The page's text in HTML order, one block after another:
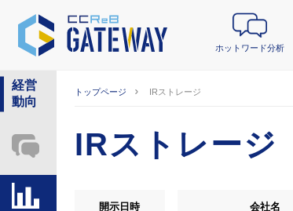
ホットワード分析
経営
動向
ホットワード分析
トップページ IRストレージ
IRストレージ
開示日時 会社名